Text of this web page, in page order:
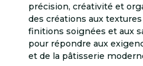
précision, créativité et
des créations aux
finitions soignées et aux
pour répondre aux
et de la pâtisserie